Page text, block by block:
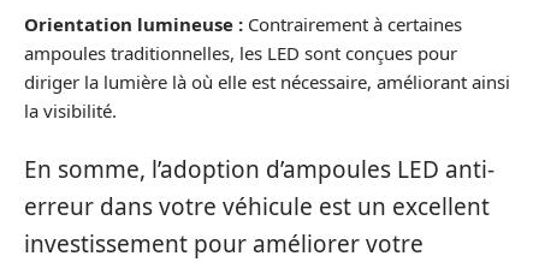
Orientation lumineuse : Contrairement à certaines
ampoules traditionnelles, les LED sont conçues pour
diriger la lumière là où elle est nécessaire, améliorant ainsi
la visibilité.
En somme, l’adoption d’ampoules LED anti-
erreur dans votre véhicule est un excellent
investissement pour améliorer votre